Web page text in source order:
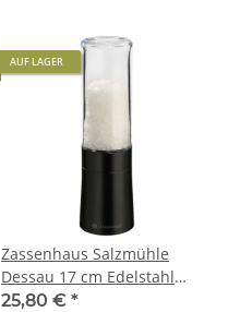
AUF LAGER
Zassenhaus Salzmühle
Dessau 17 cm Edelstahl
schwarz/Glas
25,80 € *